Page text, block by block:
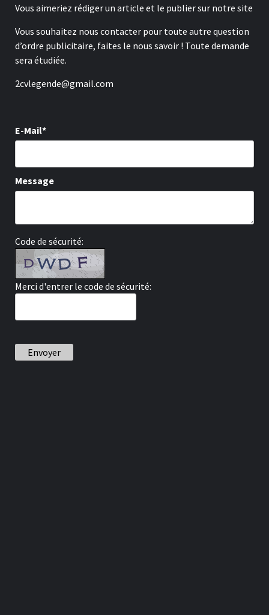
Vous aimeriez rédiger un article et le publier sur notre site
Vous souhaitez nous contacter pour toute autre question
d’ordre publicitaire, faites le nous savoir ! Toute demande
sera étudiée.
2cvlegende@gmail.com
E-Mail*
Message
Code de sécurité:
Merci d'entrer le code de sécurité:
Envoyer